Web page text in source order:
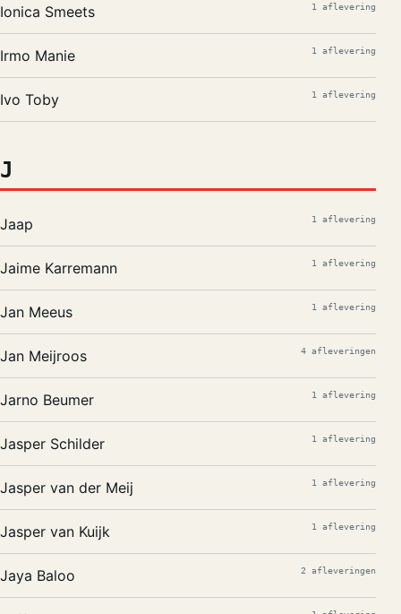
Ionica Smeets 1 aflevering
Irmo Manie 1 aflevering
Ivo Toby 1 aflevering
J
Jaap 1 aflevering
Jaime Karremann 1 aflevering
Jan Meeus 1 aflevering
Jan Meijroos 4 afleveringen
Jarno Beumer 1 aflevering
Jasper Schilder 1 aflevering
Jasper van der Meij 1 aflevering
Jasper van Kuijk 1 aflevering
Jaya Baloo 2 afleveringen